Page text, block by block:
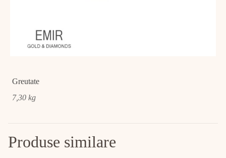
Greutate
7,30 kg
Produse similare